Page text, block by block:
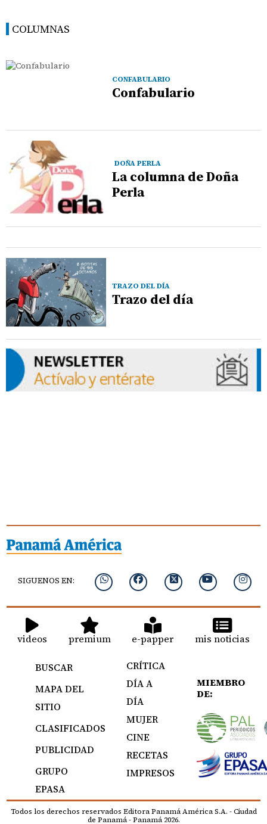
COLUMNAS
CONFABULARIO
Confabulario
DOÑA PERLA
La columna de Doña
Perla
TRAZO DEL DÍA
Trazo del día
SIGUENOS EN:
videos premium e-papper mis noticias
BUSCAR
MAPA DEL
SITIO
CLASIFICADOS
PUBLICIDAD
GRUPO
EPASA
CRÍTICA
DÍA A
DÍA
MUJER
CINE
RECETAS
IMPRESOS
MIEMBRO
DE:
Todos los derechos reservados Editora Panamá América S.A. - Ciudad
de Panamá - Panamá 2026.